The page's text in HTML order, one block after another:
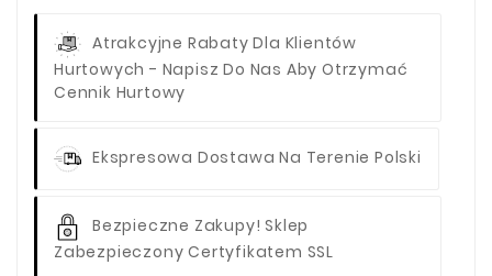
Atrakcyjne Rabaty Dla Klientów
Hurtowych - Napisz Do Nas Aby Otrzymać
Cennik Hurtowy
Ekspresowa Dostawa Na Terenie Polski
Bezpieczne Zakupy! Sklep
Zabezpieczony Certyfikatem SSL